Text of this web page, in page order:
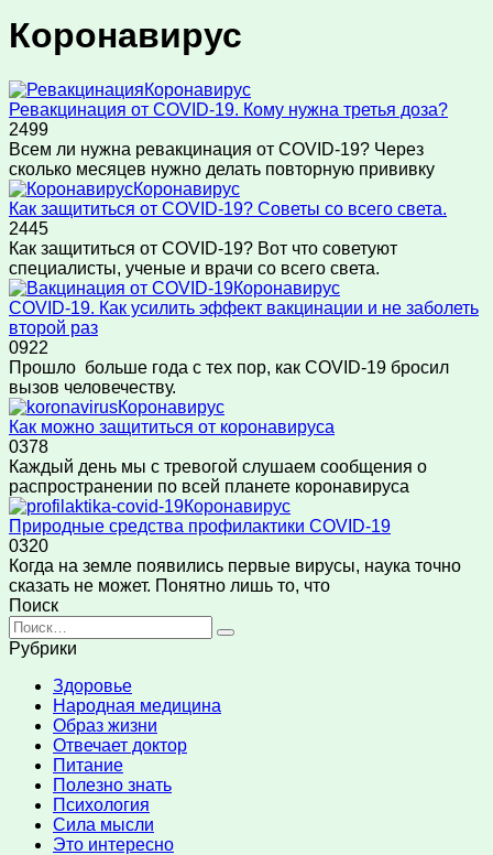
Коронавирус
Коронавирус
Ревакцинация от COVID-19. Кому нужна третья доза?
2499
Всем ли нужна ревакцинация от COVID-19? Через
сколько месяцев нужно делать повторную прививку
Коронавирус
Как защититься от COVID-19? Советы со всего света.
2445
Как защититься от COVID-19? Вот что советуют
специалисты, ученые и врачи со всего света.
Коронавирус
COVID-19. Как усилить эффект вакцинации и не заболеть
второй раз
0922
Прошло больше года с тех пор, как COVID-19 бросил
вызов человечеству.
Коронавирус
Как можно защититься от коронавируса
0378
Каждый день мы с тревогой слушаем сообщения о
распространении по всей планете коронавируса
Коронавирус
Природные средства профилактики СОVID-19
0320
Когда на земле появились первые вирусы, наука точно
сказать не может. Понятно лишь то, что
Поиск
Search
for:
Рубрики
Здоровье
Народная медицина
Образ жизни
Отвечает доктор
Питание
Полезно знать
Психология
Сила мысли
Это интересно